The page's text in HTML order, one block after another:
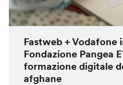
Fastweb + Vodafone
Fondazione Pangea
formazione digitale
afghane